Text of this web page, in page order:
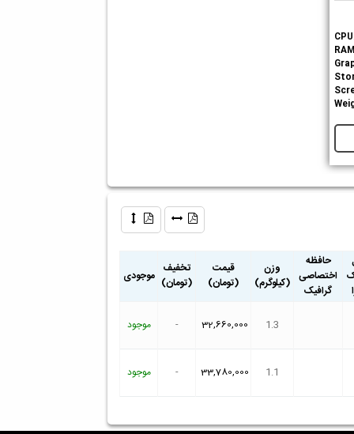
CPU
حافظه
اختصاصی
گرافیک
وزن
(کیلوگرم)
قیمت
(تومان)
تخفیف
(تومان) موجودی
1.3
32,660,000
- موجود
1.1
33,780,000
- موجود